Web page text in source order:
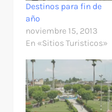
Destinos para fin de
año
noviembre 15, 2013
En «Sitios Turisticos»